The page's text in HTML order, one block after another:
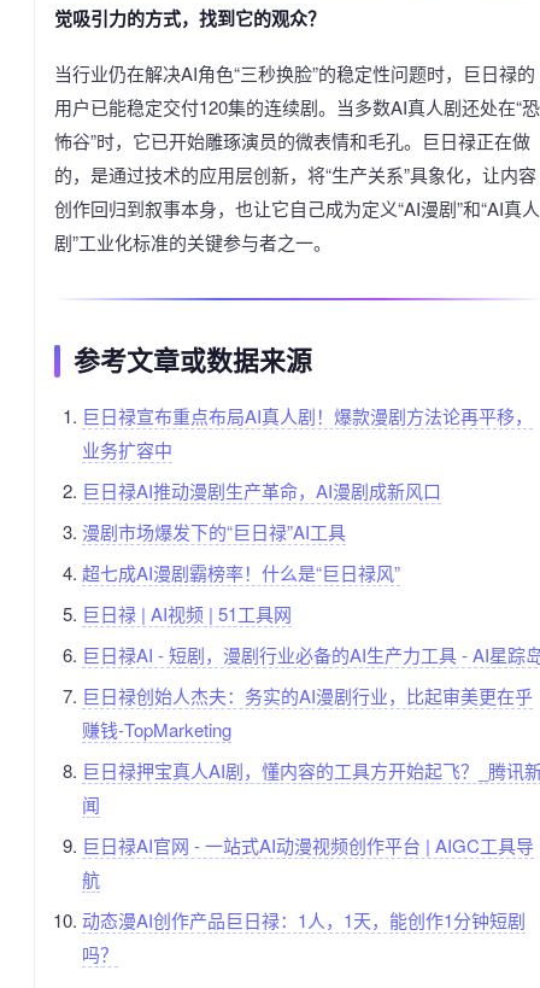
觉吸引力的方式，找到它的观众？
当行业仍在解决AI角色“三秒换脸”的稳定性问题时，巨日禄的
用户已能稳定交付120集的连续剧。当多数AI真人剧还处在“恐
怖谷”时，它已开始雕琢演员的微表情和毛孔。巨日禄正在做
的，是通过技术的应用层创新，将“生产关系”具象化，让内容
创作回归到叙事本身，也让它自己成为定义“AI漫剧”和“AI真人
剧”工业化标准的关键参与者之一。
参考文章或数据来源
巨日禄宣布重点布局AI真人剧！爆款漫剧方法论再平移，
业务扩容中
巨日禄AI推动漫剧生产革命，AI漫剧成新风口
漫剧市场爆发下的“巨日禄”AI工具
超七成AI漫剧霸榜率！什么是“巨日禄风”
巨日禄 | AI视频 | 51工具网
巨日禄AI - 短剧，漫剧行业必备的AI生产力工具 - AI星踪
巨日禄创始人杰夫：务实的AI漫剧行业，比起审美更在乎
赚钱-TopMarketing
巨日禄押宝真人AI剧，懂内容的工具方开始起飞？_腾讯
闻
巨日禄AI官网 - 一站式AI动漫视频创作平台 | AIGC工具导
航
动态漫AI创作产品巨日禄：1人，1天，能创作1分钟短剧
吗？